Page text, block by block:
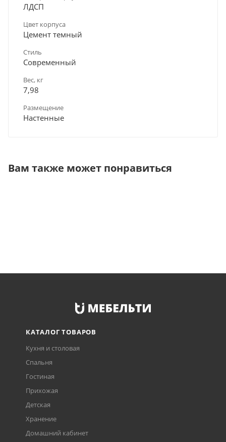
ЛДСП
Цвет корпуса
Цемент темный
Стиль
Современный
Вес, кг
7,98
Размещение
Настенные
Вам также может понравиться
КАТАЛОГ ТОВАРОВ
Кухня и столовая
Спальня
Гостиная
Прихожая
Детская
Хранение
Домашний кабинет